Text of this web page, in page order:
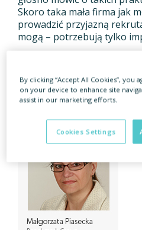
Skoro taka mała firma jak
prowadzić przyjazną
mogą – potrzebują tylko
Candidate Experience
sformułowanie
Państwo ją rozumieją?
By clicking “Accept All Cookies”,
on your device to enhance site
assist in our marketing efforts.
Cookies Settings